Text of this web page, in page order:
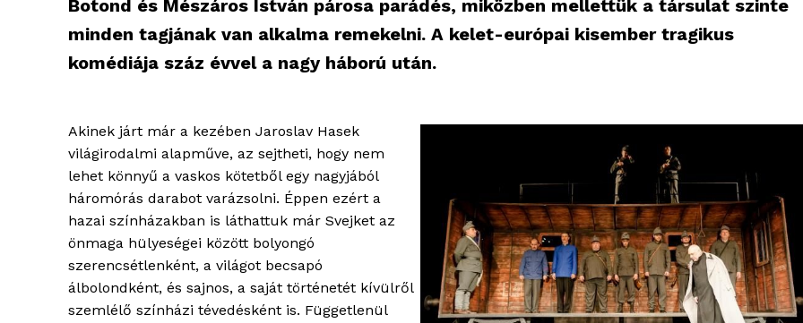
Botond és Mészáros István párosa parádés, miközben mellettük a társulat szinte
minden tagjának van alkalma remekelni. A kelet-európai kisember tragikus
komédiája száz évvel a nagy háború után.
Akinek járt már a kezében Jaroslav Hasek
világirodalmi alapműve, az sejtheti, hogy nem
lehet könnyű a vaskos kötetből egy nagyjából
háromórás darabot varázsolni. Éppen ezért a
hazai színházakban is láthattuk már Svejket az
önmaga hülyeségei között bolyongó
szerencsétlenként, a világot becsapó
álbolondként, és sajnos, a saját történetét kívülről
szemlélő színházi tévedésként is. Függetlenül